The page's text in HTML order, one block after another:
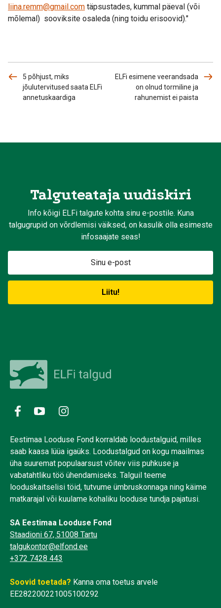
liina.remm@gmail.com täpsustades, kummal päeval (või
mõlemal) sooviksite osaleda (ning toidu erisoovid)."
5 põhjust, miks
jõulutervitused saata ELFi
annetuskaardiga
ELFi esimene veerandsada
on olnud tormiline ja
rahunemist ei paista
Talguteataja uudiskiri
Info kõigi ELFi talgute kohta sinu e-postile. Kuna
talgugrupid on võrdlemisi väiksed, on kasulik olla esimeste
infosaajate seas!
Eestimaa Looduse Fond korraldab loodustalguid, milles
saab kaasa lüüa igaüks. Loodustalgud on kogu maailmas
üha suuremat populaarsust võitev viis puhkuse ja
vabatahtliku töö ühendamiseks. Talguil teeme
looduskaitselisi töid, tutvume ümbruskonnaga ning käime
matkarajal või kuulame kohaliku looduse tundja pajatusi.
SA Eestimaa Looduse Fond
Staadioni 67, 51008 Tartu
talgukontor@elfond.ee
+372 7428 443
Soovid toetada? Kanna oma toetus arvele
EE282200221005100292